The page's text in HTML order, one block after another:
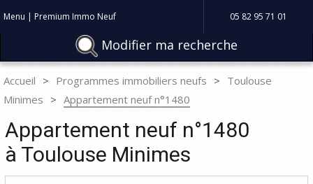
Menu | Premium Immo Neuf 05 82 95 71 01
Modifier ma recherche
Accueil Programmes immobiliers neufs
Toulouse
Minimes
Appartement neuf n°1480
Appartement neuf n°1480
à Toulouse Minimes